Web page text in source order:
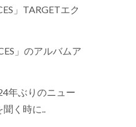
」TARGETエク
」のアルバムア
年ぶりのニュー
聞く時に..